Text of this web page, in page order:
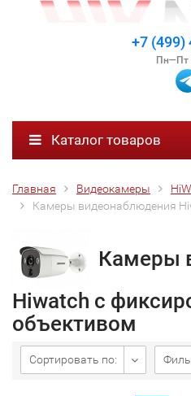
+7 (499)
Пн—Пт
Каталог товаров
Главная Видеокамеры
Камеры видеонаблюдения
Камеры
Hiwatch с
объективом
Сортировать по: